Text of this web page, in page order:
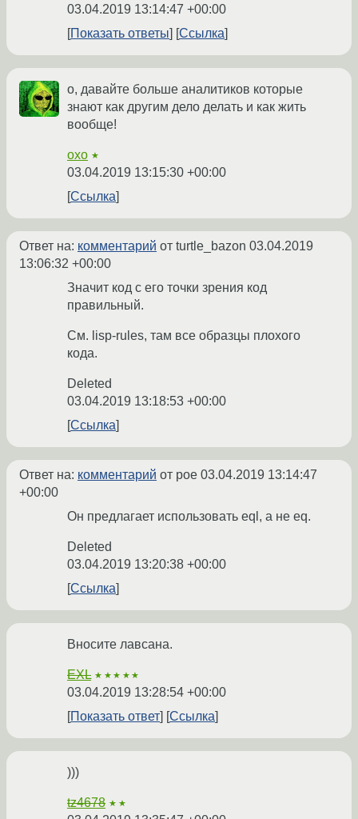
03.04.2019 13:14:47 +00:00
Показать ответы
Ссылка
о, давайте больше аналитиков которые
знают как другим дело делать и как жить
вообще!
oxo ★
03.04.2019 13:15:30 +00:00
Ссылка
Ответ на: комментарий от turtle_bazon 03.04.2019
13:06:32 +00:00
Значит код с его точки зрения код
правильный.
См. lisp-rules, там все образцы плохого
кода.
Deleted
03.04.2019 13:18:53 +00:00
Ссылка
Ответ на: комментарий от poe 03.04.2019 13:14:47
+00:00
Он предлагает использовать eql, а не eq.
Deleted
03.04.2019 13:20:38 +00:00
Ссылка
Вносите лавсана.
EXL ★★★★★
03.04.2019 13:28:54 +00:00
Показать ответ
Ссылка
)))
tz4678 ★★